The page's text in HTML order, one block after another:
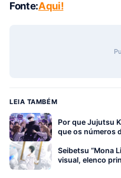
Fonte:Aqui!
LEIA TAMBÉM
Por que Jujutsu
que os números
Seibetsu “Mona
visual, elenco